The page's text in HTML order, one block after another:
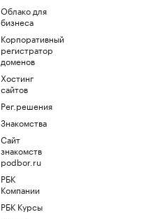
Облако для
бизнеса
Корпоративный
регистратор
доменов
Хостинг
сайтов
Рег.решения
Знакомства
Сайт
знакомств
podbor.ru
РБК
Компании
РБК Курсы